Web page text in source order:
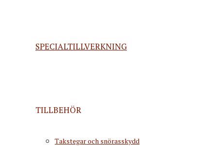
SPECIALTILLVERKNING
TILLBEHÖR
Takstegar och snörasskydd